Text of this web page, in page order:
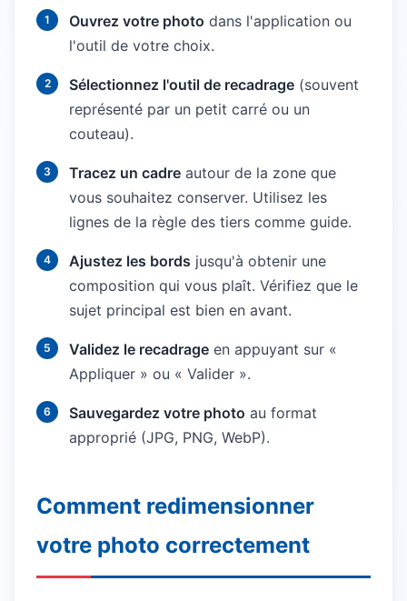
Ouvrez votre photo dans l'application ou
l'outil de votre choix.
Sélectionnez l'outil de recadrage (souvent
représenté par un petit carré ou un
couteau).
Tracez un cadre autour de la zone que
vous souhaitez conserver. Utilisez les
lignes de la règle des tiers comme guide.
Ajustez les bords jusqu'à obtenir une
composition qui vous plaît. Vérifiez que le
sujet principal est bien en avant.
Validez le recadrage en appuyant sur «
Appliquer » ou « Valider ».
Sauvegardez votre photo au format
approprié (JPG, PNG, WebP).
Comment redimensionner
votre photo correctement